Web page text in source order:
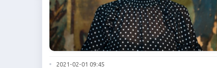
2021-02-01 09:45